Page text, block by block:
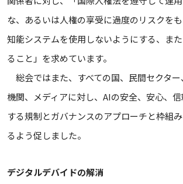
な、あるいは人権の享受に過度のリスクを
知能システムを使用しないようにする、ま
ること」を求めています。
総会ではまた、すべての国、民間セクタ
機関、メディアに対し、AIの安全、安心、
する規制とガバナンスのアプローチと枠組
るよう促しました。
デジタルデバイドの解消